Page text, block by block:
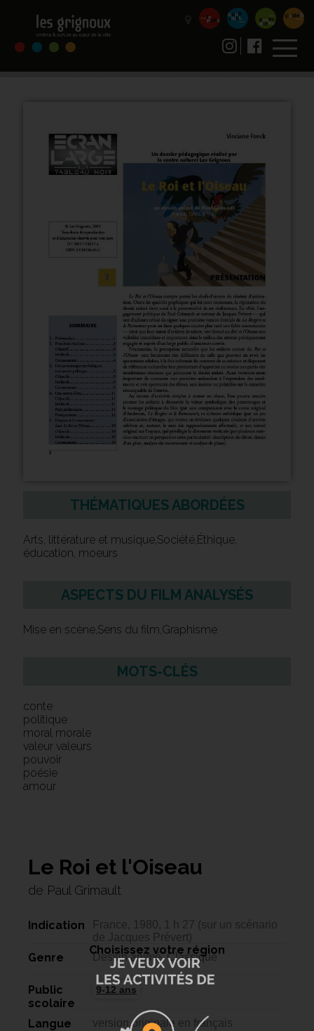
THÉMATIQUES ABORDÉES
Arts, littérature et musique,Société,Éthique,
éducation, moeurs
ASPECTS DU FILM ANALYSÉS
Mise en scène,Sens du film,Graphisme
MOTS-CLÉS
conte
politique
moral morale
valeur valeurs
pouvoir
poésie
amour
Le Roi et l'Oiseau
de Paul Grimault
Indication
France, 1980, 1 h 27 (sur un scénario
de Jacques Prévert)
Genre Dessin animé, Classique
Public
scolaire
9-12 ans
Langue version originale en français
Choisissez votre région